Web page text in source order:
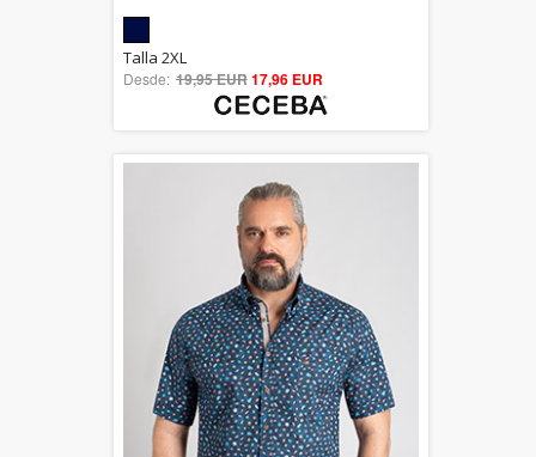
out of 5
Talla 2XL
Desde: 19,95 EUR17,96 EUR